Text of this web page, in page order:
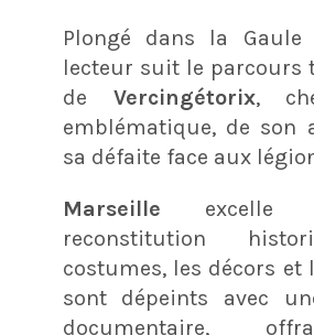
Plongé dans la Gaule
lecteur suit le parcours
de Vercingétorix,
emblématique, de son
sa défaite face aux
Marseille
reconstitution
costumes, les décors et
sont dépeints avec
documentaire,